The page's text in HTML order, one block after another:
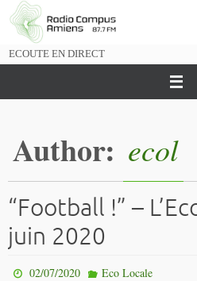
Passer
vers
ECOUTE EN DIRECT
Author: ecol
“Football !” –
juin 2020
02/07/2020 Eco Locale